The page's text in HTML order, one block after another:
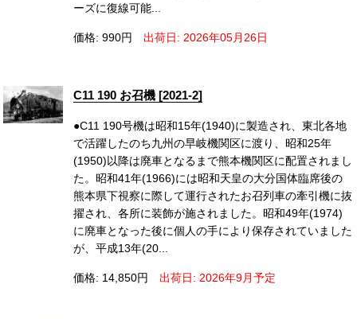
ーズに復線可能...
価格: 990円 出荷日: 2026年05月26日
C11 190 お召機 [2021-2]
●C11 190号機は昭和15年(1940)に製造され、東北各地
で活躍したのち九州の早岐機関区に渡り、昭和25年
(1950)以降は廃車となるまで熊本機関区に配置されまし
た。昭和41年(1966)には昭和天皇の大分国体臨席後の
熊本県下視察に際して運行されたお召列車の牽引機に抜
擢され、各所に装飾が施されました。昭和49年(1974)
に廃車となった後に個人の手により保存されていました
が、平成13年(20...
価格: 14,850円 出荷日: 2026年9月予定